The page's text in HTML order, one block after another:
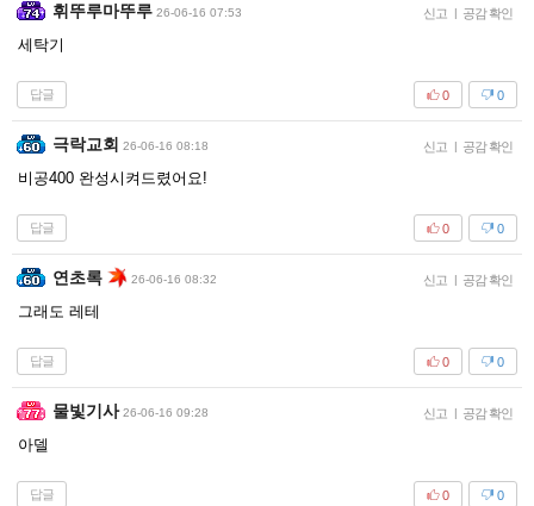
휘뚜루마뚜루 26-06-16 07:53 신고 | 공감 확인
세탁기
답글 0
0
극락교회 26-06-16 08:18 신고 | 공감 확인
비공400 완성시켜드렸어요!
답글 0
0
연초록 26-06-16 08:32 신고 | 공감 확인
그래도 레테
답글 0
0
물빛기사 26-06-16 09:28 신고 | 공감 확인
아델
답글 0
0